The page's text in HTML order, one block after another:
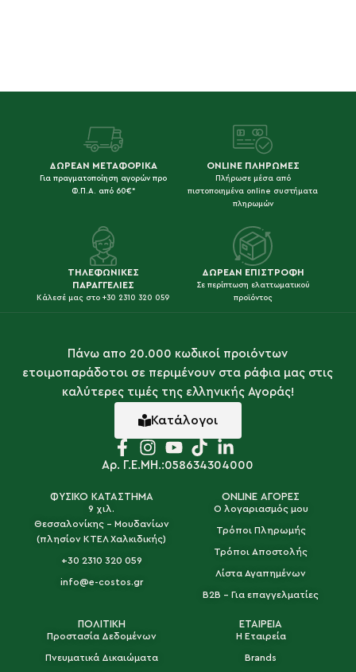
ΔΩΡΕΑΝ ΜΕΤΑΦΟΡΙΚΑ
Για πραγματοποίηση αγορών προ
Φ.Π.Α. από 60€*
ONLINE ΠΛΗΡΩΜΕΣ
Πλήρωσε μέσα από
πιστοποιημένα online συστήματα
πληρωμών
ΤΗΛΕΦΩΝΙΚΕΣ
ΠΑΡΑΓΓΕΛΙΕΣ
Κάλεσέ μας στο +30 2310 320 059
ΔΩΡΕΑΝ ΕΠΙΣΤΡΟΦΗ
Σε περίπτωση ελαττωματικού
προϊόντος
Πάνω απο 20.000 κωδικοί προιόντων
ετοιμοπαράδοτοι σε περιμένουν στα ράφια μας στις
καλύτερες τιμές της ελληνικής Αγοράς!
Κατάλογοι
Αρ. Γ.Ε.ΜΗ.:058634304000
ΦΥΣΙΚΟ ΚΑΤΑΣΤΗΜΑ
9 χιλ.
Θεσσαλονίκης - Μουδανίων
(πλησίον ΚΤΕΛ Χαλκιδικής)
+30 2310 320 059
info@e-costos.gr
ONLINE ΑΓΟΡΕΣ
Ο λογαριασμός μου
Τρόποι Πληρωμής
Τρόποι Αποστολής
Λίστα Αγαπημένων
B2B - Για επαγγελματίες
ΠΟΛΙΤΙΚΗ
Προστασία Δεδομένων
Πνευματικά Δικαιώματα
ΕΤΑΙΡΕΙΑ
Η Εταιρεία
Brands